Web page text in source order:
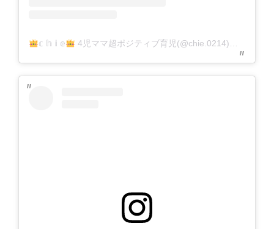
𝕔 𝕙 𝕚 𝕖 4児ママ超ポジティブ育児(@chie.0214)がシェアした投稿